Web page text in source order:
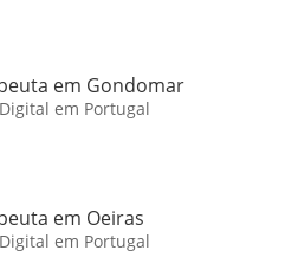
em Gondomar
em Portugal
em Oeiras
em Portugal